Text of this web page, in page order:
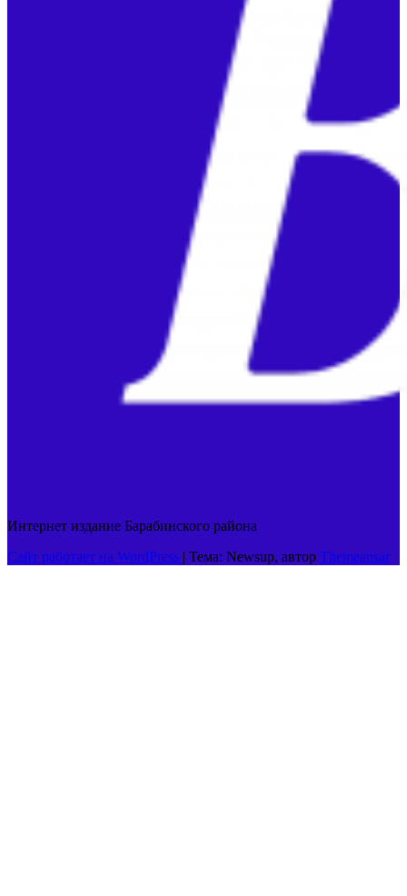
Интернет издание Барабинского района
Сайт работает на WordPress | Тема: Newsup, автор Themeansar